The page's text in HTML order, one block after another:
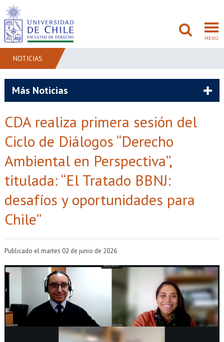
MENÚ
ADMISIÓN
INVESTIGACIÓN
BIBLIOTECAS
Académicos
Egresados Funcionarios
NOTICIAS
Más Noticias
CDA realiza primera sesión del
Ciclo de Diálogos “Derecho
Ambiental en Perspectiva”,
titulada: “El Tratado BBNJ:
desafíos y oportunidades para
Chile”
Publicado el martes 02 de junio de 2026